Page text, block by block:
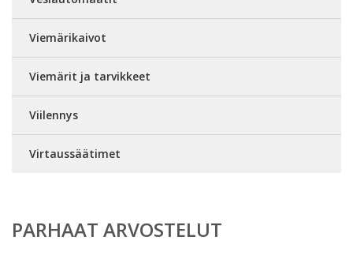
Viemärikaivot
Viemärit ja tarvikkeet
Viilennys
Virtaussäätimet
PARHAAT ARVOSTELUT